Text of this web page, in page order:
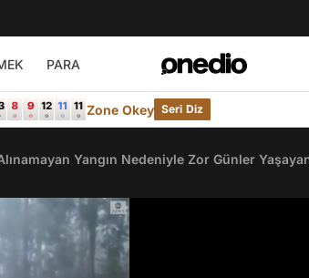
PARA
Zone Okey Seri Diz
Yangın Nedeniyle Zor Günler